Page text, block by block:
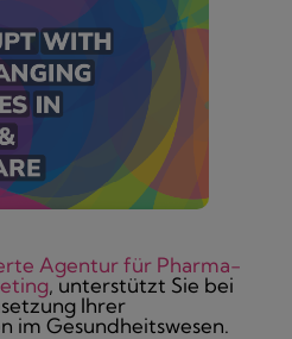
Agentur für Pharma-
, unterstützt Sie bei
Ihrer
im Gesundheitswesen.